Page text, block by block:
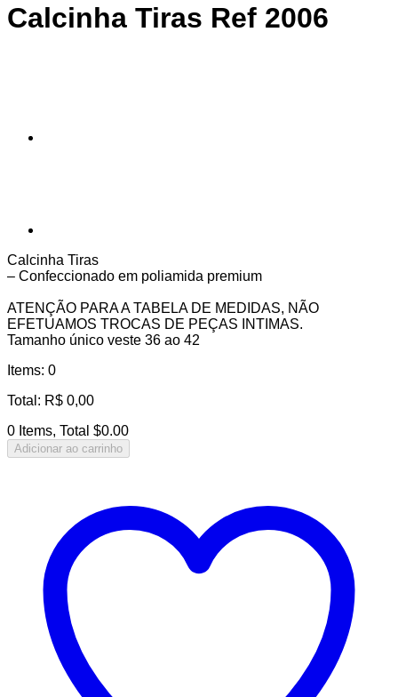
Calcinha Tiras Ref 2006
Calcinha Tiras
– Confeccionado em poliamida premium
ATENÇÃO PARA A TABELA DE MEDIDAS, NÃO
EFETUAMOS TROCAS DE PEÇAS INTIMAS.
Tamanho único veste 36 ao 42
Items: 0
Total : R$ 0,00
0 Items, Total $0.00
Adicionar ao carrinho